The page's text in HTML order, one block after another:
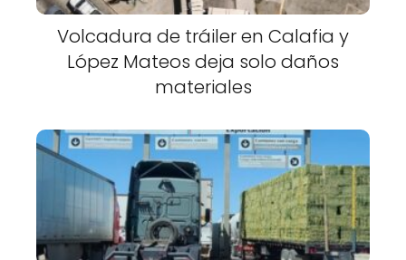
Volcadura de tráiler en Calafia y
López Mateos deja solo daños
materiales